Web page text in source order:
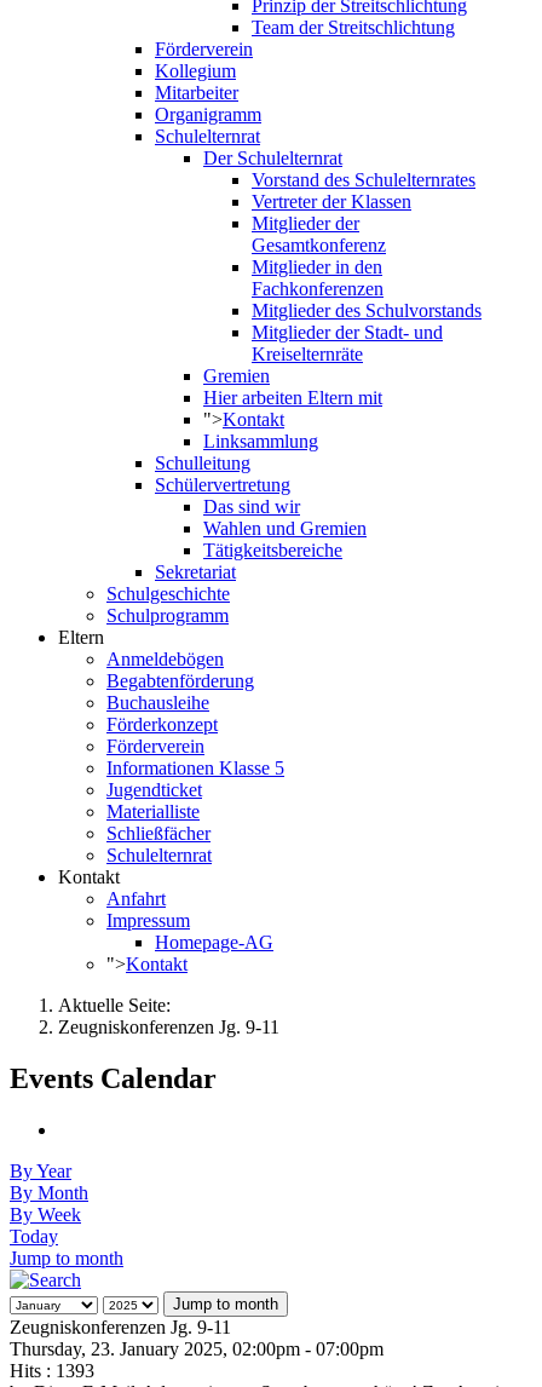
Prinzip der Streitschlichtung
Team der Streitschlichtung
Förderverein
Kollegium
Mitarbeiter
Organigramm
Schulelternrat
Der Schulelternrat
Vorstand des Schulelternrates
Vertreter der Klassen
Mitglieder der
Gesamtkonferenz
Mitglieder in den
Fachkonferenzen
Mitglieder des Schulvorstands
Mitglieder der Stadt- und
Kreiselternräte
Gremien
Hier arbeiten Eltern mit
">Kontakt
Linksammlung
Schulleitung
Schülervertretung
Das sind wir
Wahlen und Gremien
Tätigkeitsbereiche
Sekretariat
Schulgeschichte
Schulprogramm
Eltern
Anmeldebögen
Begabtenförderung
Buchausleihe
Förderkonzept
Förderverein
Informationen Klasse 5
Jugendticket
Materialliste
Schließfächer
Schulelternrat
Kontakt
Anfahrt
Impressum
Homepage-AG
">Kontakt
Aktuelle Seite:
Zeugniskonferenzen Jg. 9-11
Events Calendar
By Year
By Month
By Week
Today
Jump to month
Jump to month
Zeugniskonferenzen Jg. 9-11
Thursday, 23. January 2025, 02:00pm - 07:00pm
Hits : 1393